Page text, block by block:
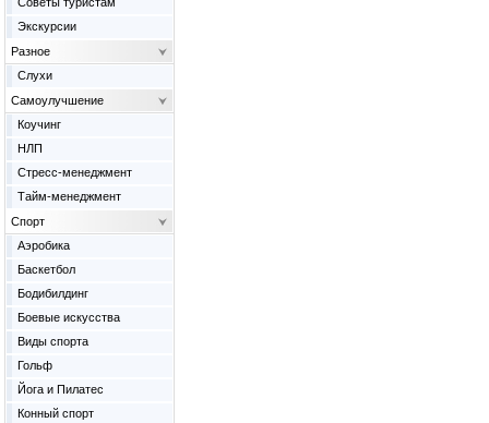
Экскурсии
Разное
Слухи
Самоулучшение
Коучинг
НЛП
Стресс-менеджмент
Тайм-менеджмент
Спорт
Аэробика
Баскетбол
Бодибилдинг
Боевые искусства
Виды спорта
Гольф
Йога и Пилатес
Конный спорт